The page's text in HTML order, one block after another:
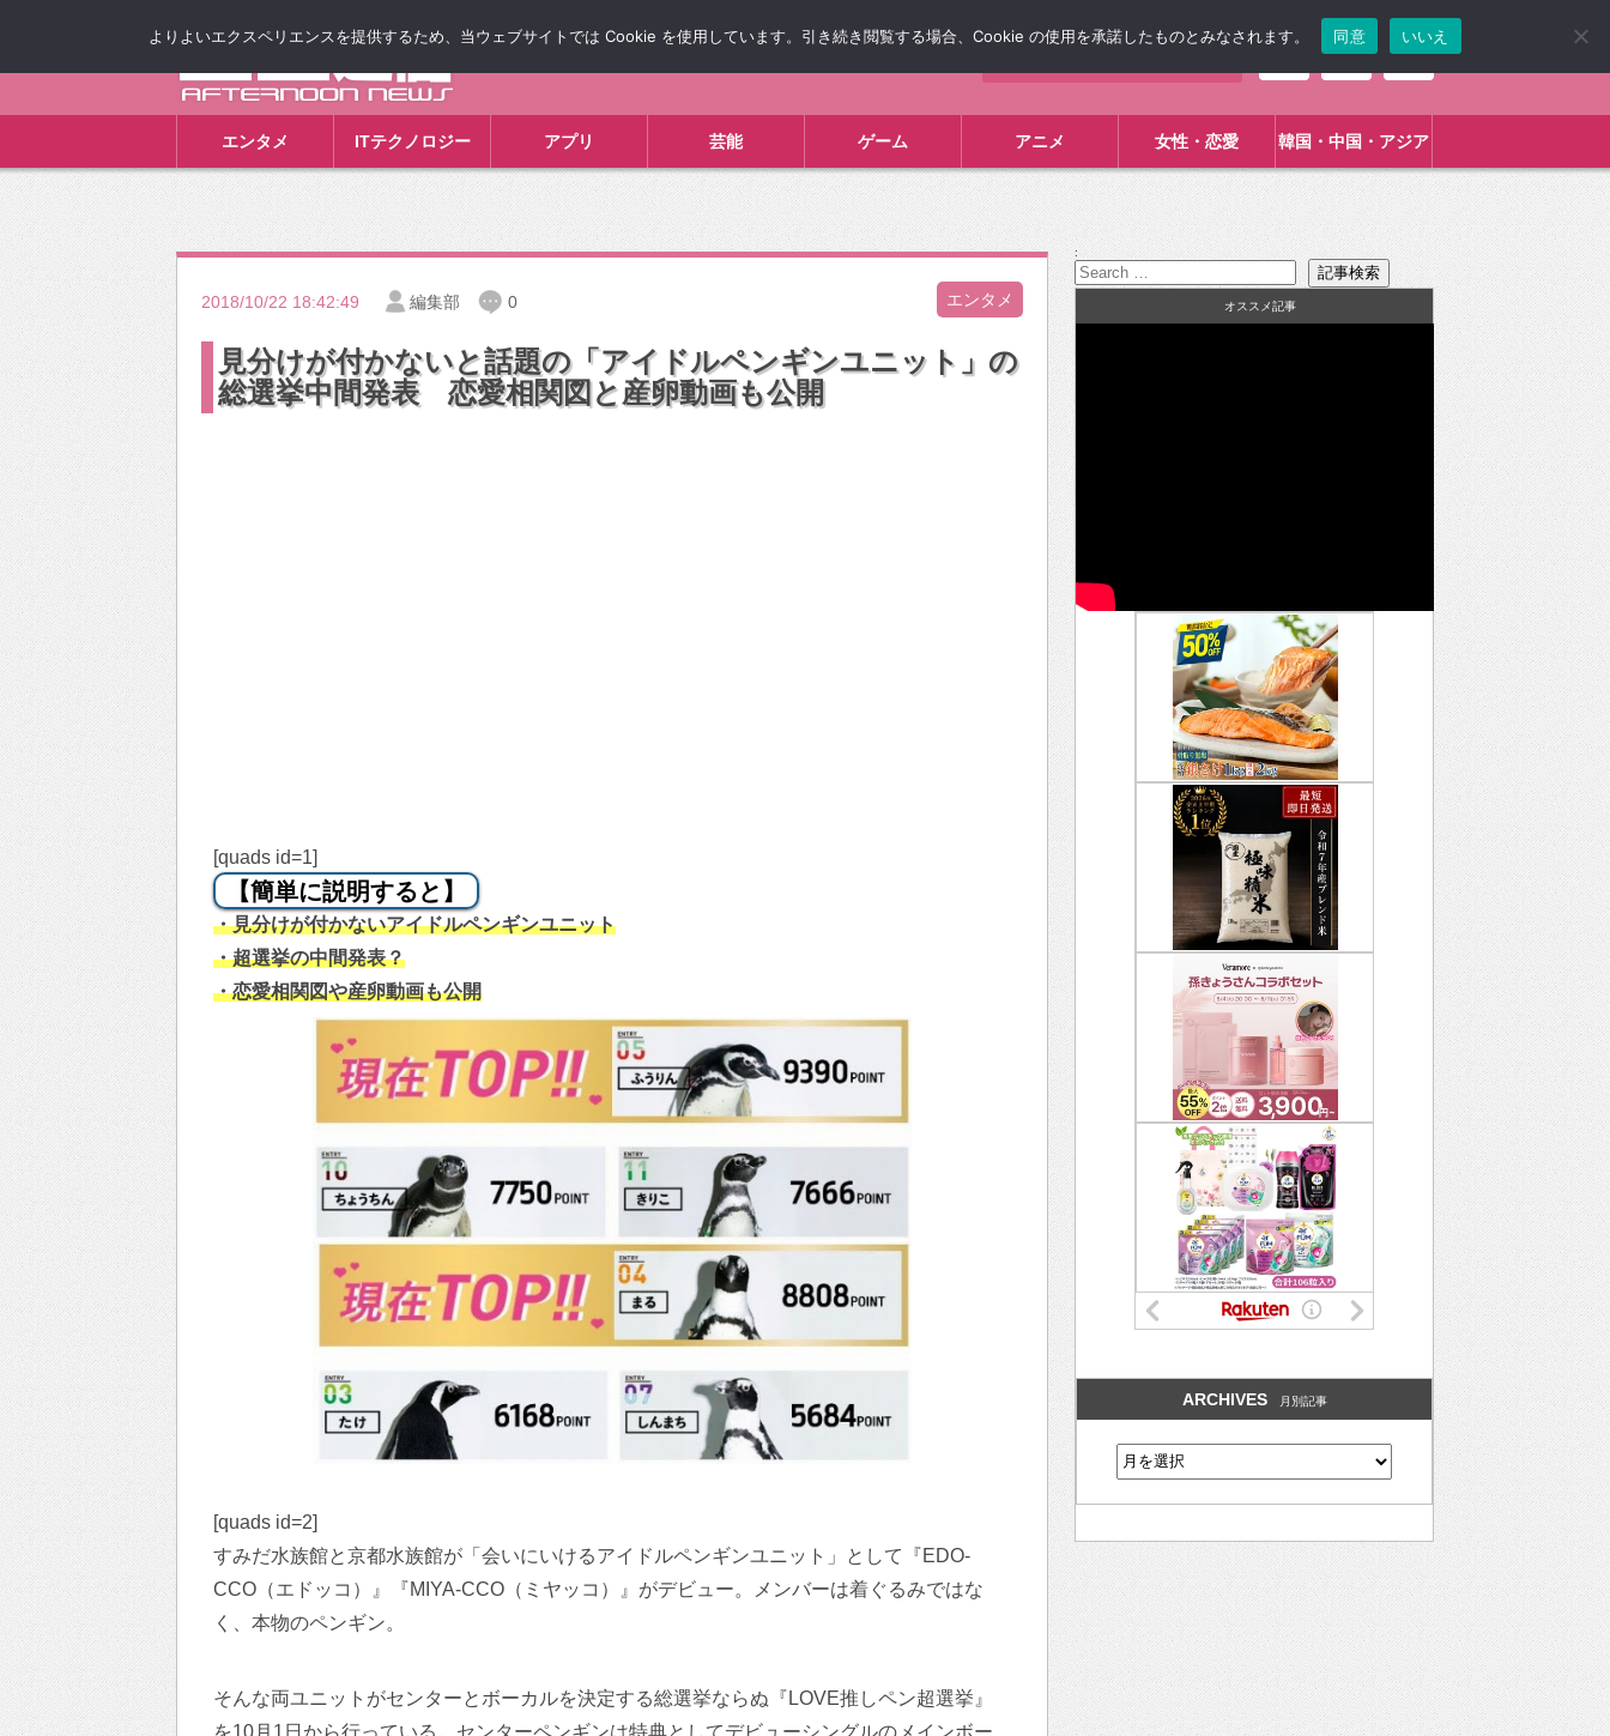
エンタメ ITテクノロジー アプリ 芸能 ゲーム アニメ 女性・恋愛 韓国・中国・アジア
2018/10/22 18:42:49 編集部 0 エンタメ
見分けが付かないと話題の「アイドルペンギンユニット」の
総選挙中間発表 恋愛相関図と産卵動画も公開
[quads id=1]
【簡単に説明すると】
・見分けが付かないアイドルペンギンユニット
・超選挙の中間発表？
・恋愛相関図や産卵動画も公開
[quads id=2]
すみだ水族館と京都水族館が「会いにいけるアイドルペンギンユニット」として『EDO-
CCO（エドッコ）』『MIYA-CCO（ミヤッコ）』がデビュー。メンバーは着ぐるみではな
く、本物のペンギン。
そんな両ユニットがセンターとボーカルを決定する総選挙ならぬ『LOVE推しペン超選挙』
:
オススメ記事
ARCHIVES 月別記事
よりよいエクスペリエンスを提供するため、当ウェブサイトでは Cookie を使用しています。引き続き閲覧する場合、Cookie の使用を承諾したものとみなされます。 同意 いいえ